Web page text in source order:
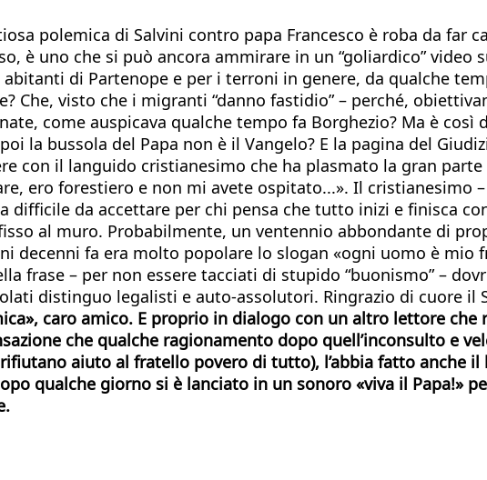
polemica di Salvini contro papa Francesco è roba da far
è uno che si può ancora ammirare in un “goliardico” video
abitanti di Partenope e per i terroni in genere, da qualche
Che, visto che i migranti “danno fastidio” – perché,
come auspicava qualche tempo fa Borghezio? Ma è
la bussola del Papa non è il Vangelo? E la pagina del
con il languido cristianesimo che ha plasmato la gran
ero forestiero e non mi avete ospitato...». Il
difficile da accettare per chi pensa che tutto inizi e finisca
al muro. Probabilmente, un ventennio abbondante di
decenni fa era molto popolare lo slogan «ogni uomo è mio
frase – per non essere tacciati di stupido “buonismo” –
distinguo legalisti e auto-assolutori. Ringrazio di cuore il
caro amico. E proprio in dialogo con un altro lettore
che qualche ragionamento dopo quell’inconsulto e
aiuto al fratello povero di tutto), l’abbia fatto anche il
qualche giorno si è lanciato in un sonoro «viva il Papa!»